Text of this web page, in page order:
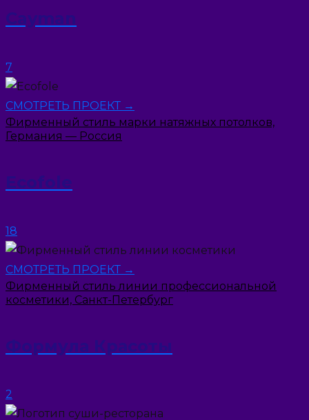
Cayman
7
СМОТРЕТЬ ПРОЕКТ →
Фирменный стиль марки натяжных потолков,
Германия — Россия
Ecofole
18
СМОТРЕТЬ ПРОЕКТ →
Фирменный стиль линии профессиональной
косметики, Санкт-Петербург
Формула Красоты
2